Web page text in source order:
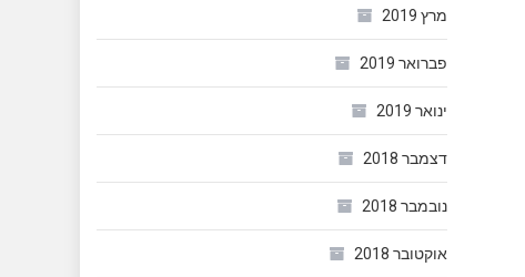
מרץ 2019
פברואר 2019
ינואר 2019
דצמבר 2018
נובמבר 2018
אוקטובר 2018